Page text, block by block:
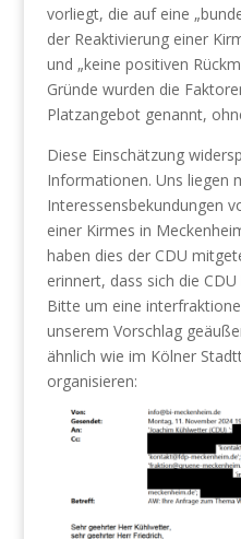
vorliegt, die auf eine
der Reaktivierung einer
und „keine positiven
Gründe wurden die
Platzangebot genannt,
Diese Einschätzung
Informationen. Uns liegen
Interessensbekundungen
einer Kirmes in
haben dies der CDU
erinnert, dass sich die
Bitte um eine
unserem Vorschlag
ähnlich wie im Kölner
organisieren: